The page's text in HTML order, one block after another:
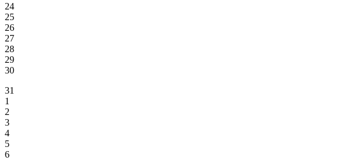
24
25
26
27
28
29
30
31
1
2
3
4
5
6